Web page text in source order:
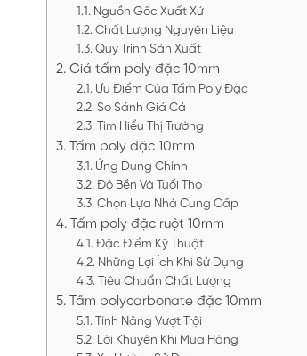
Nguồn Gốc Xuất Xứ
Chất Lượng Nguyên Liệu
Quy Trình Sản Xuất
Giá tấm poly đặc 10mm
Ưu Điểm Của Tấm Poly Đặc
So Sánh Giá Cả
Tìm Hiểu Thị Trường
Tấm poly đặc 10mm
Ứng Dụng Chính
Độ Bền Và Tuổi Thọ
Chọn Lựa Nhà Cung Cấp
Tấm poly đặc ruột 10mm
Đặc Điểm Kỹ Thuật
Những Lợi Ích Khi Sử Dụng
Tiêu Chuẩn Chất Lượng
Tấm polycarbonate đặc 10mm
Tính Năng Vượt Trội
Lời Khuyên Khi Mua Hàng